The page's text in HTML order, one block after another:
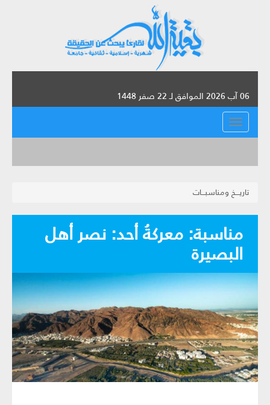
06 آب 2026 الموافق لـ 22 صفر 1448
القائمة
تاريـــخ ومناسبـــات
مناسبة: معركةُ أحد: نصر أهل
البصيرة